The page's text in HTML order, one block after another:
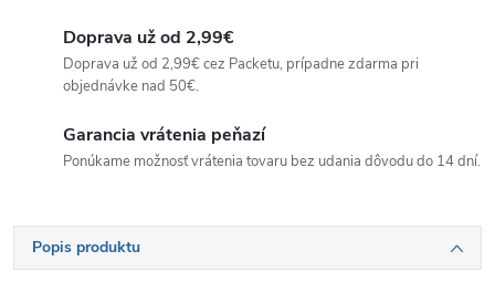
Doprava už od 2,99€
Doprava už od 2,99€ cez Packetu, prípadne zdarma pri
objednávke nad 50€.
Garancia vrátenia peňazí
Ponúkame možnosť vrátenia tovaru bez udania dôvodu do 14 dní.
Popis produktu